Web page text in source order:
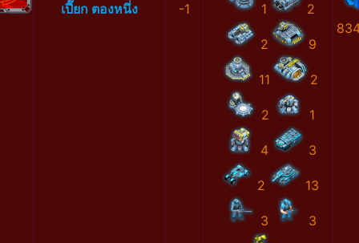
เปี๊ยก ตองหนึ่ง -1 1 2
2 9
11 2
2 1
4 3
2 13
3 3